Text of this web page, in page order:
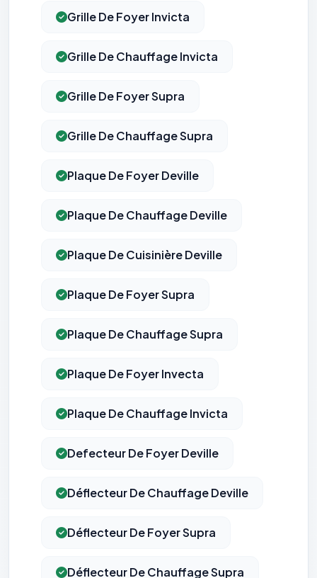
Grille De Foyer Invicta
Grille De Chauffage Invicta
Grille De Foyer Supra
Grille De Chauffage Supra
Plaque De Foyer Deville
Plaque De Chauffage Deville
Plaque De Cuisinière Deville
Plaque De Foyer Supra
Plaque De Chauffage Supra
Plaque De Foyer Invecta
Plaque De Chauffage Invicta
Defecteur De Foyer Deville
Déflecteur De Chauffage Deville
Déflecteur De Foyer Supra
Déflecteur De Chauffage Supra